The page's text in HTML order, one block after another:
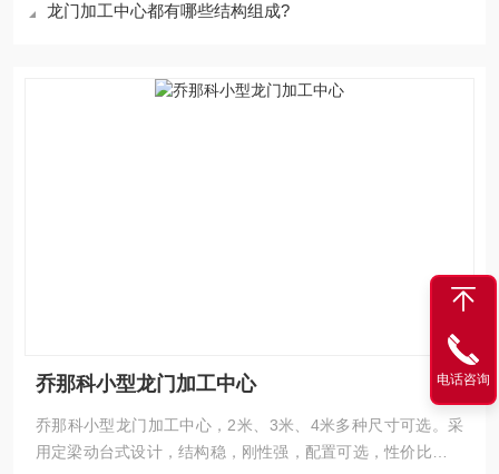
龙门加工中心都有哪些结构组成?
乔那科小型龙门加工中心
乔那科小型龙门加工中心，2米、3米、4米多种尺寸可选。采
用定梁动台式设计，结构稳，刚性强，配置可选，性价比高，
电话咨询